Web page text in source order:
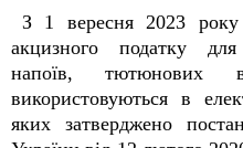
З 1 вересня 2023
акцизного податку
напоїв,
використовуються в
яких затверджено